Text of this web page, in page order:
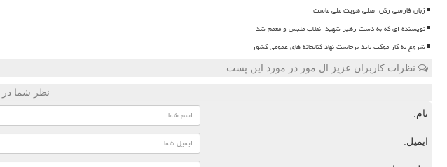
زبان فارسی رکن اصلی هویت ملی ماست
نویسنده ای که به دست رهبر شهید انقلاب ملبس و معمم شد
شروع به کار موکب باید برخاست نهاد کتابخانه های عمومی کشور
نظرات کاربران عزیز ال مور در مورد این پست
نظر شما
نام:
ایمیل: